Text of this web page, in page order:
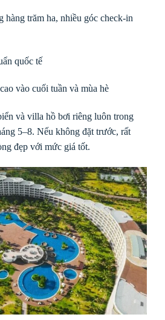
trăm ha, nhiều góc check-in
quốc tế
vào cuối tuần và mùa hè
và villa hồ bơi riêng luôn trong
5–8. Nếu không đặt trước, rất
đẹp với mức giá tốt.